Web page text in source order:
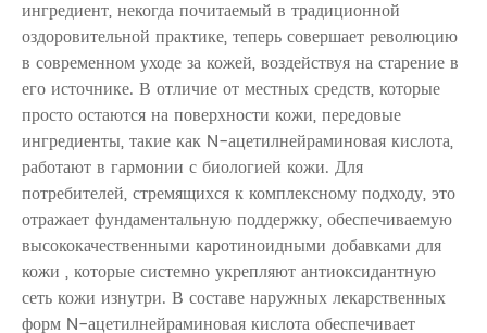
ингредиент, некогда почитаемый в традиционной
оздоровительной практике, теперь совершает революцию
в современном уходе за кожей, воздействуя на старение в
его источнике. В отличие от местных средств, которые
просто остаются на поверхности кожи, передовые
ингредиенты, такие как N-ацетилнейраминовая кислота,
работают в гармонии с биологией кожи. Для
потребителей, стремящихся к комплексному подходу, это
отражает фундаментальную поддержку, обеспечиваемую
высококачественными каротиноидными добавками для
кожи , которые системно укрепляют антиоксидантную
сеть кожи изнутри. В составе наружных лекарственных
форм N-ацетилнейраминовая кислотаобеспечивает